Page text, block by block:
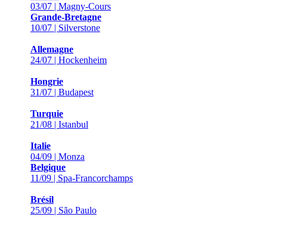
03/07 | Magny-Cours
Grande-Bretagne
10/07 | Silverstone
Allemagne
24/07 | Hockenheim
Hongrie
31/07 | Budapest
Turquie
21/08 | Istanbul
Italie
04/09 | Monza
Belgique
11/09 | Spa-Francorchamps
Brésil
25/09 | São Paulo